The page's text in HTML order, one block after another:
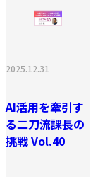
2025.12.31
AI活用を牽引す
る二刀流課長の
挑戦 Vol.40